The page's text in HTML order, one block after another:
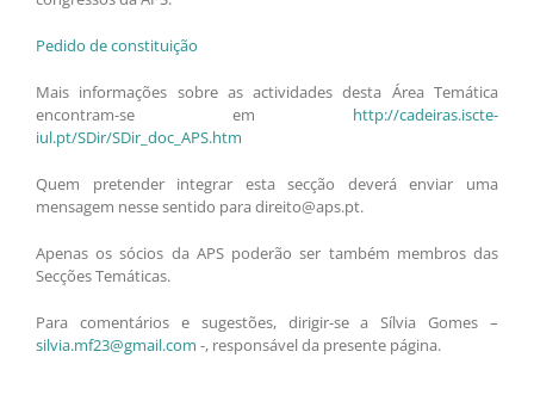
Pedido de constituição
Mais informações sobre as actividades desta Área Temática
encontram-se em http://cadeiras.iscte-
iul.pt/SDir/SDir_doc_APS.htm
Quem pretender integrar esta secção deverá enviar uma
mensagem nesse sentido para direito@aps.pt.
Apenas os sócios da APS poderão ser também membros das
Secções Temáticas.
Para comentários e sugestões, dirigir-se a Sílvia Gomes –
silvia.mf23@gmail.com -, responsável da presente página.